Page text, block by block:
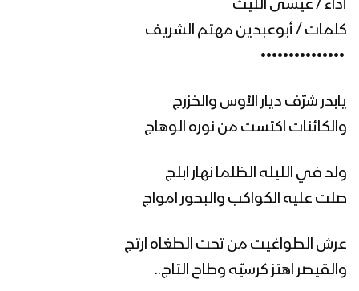
مشاهد جوية من الحشود المليونية في
ميدان السبعين بالعاصمة صنعاء احتفاءً
1447هـ 04-09-2025
ميادين الجهاد – حلقة بمناسبة المولد
النبوي الشريف من جبهة المزرق حجة –
أوبريت (فجر الرسالة) 1447هـ
مسير ضوئي لقوات الاحتياط والتدخل
أداء / عيسى الليث
كلمات / أبوعبدين مهتم الشريف
‏ •••••••••••••••
يابدر شرّف ديار الأوس والخزرج
والكائنات اكتست من نوره الوهاج
ولد في الليله الظلما نهار ابلج
صلت عليه الكواكب والبحور امواج
عرش الطواغيت من تحت الطغاه ارتج
والقيصر اهتز كرسيّه وطاح التاج..